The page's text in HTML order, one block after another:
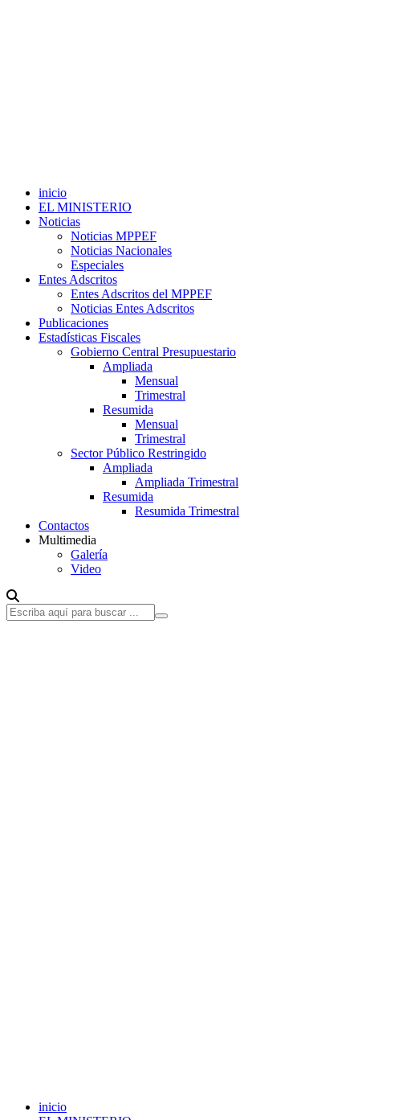
inicio
EL MINISTERIO
Noticias
Noticias MPPEF
Noticias Nacionales
Especiales
Entes Adscritos
Entes Adscritos del MPPEF
Noticias Entes Adscritos
Publicaciones
Estadísticas Fiscales
Gobierno Central Presupuestario
Ampliada
Mensual
Trimestral
Resumida
Mensual
Trimestral
Sector Público Restringido
Ampliada
Ampliada Trimestral
Resumida
Resumida Trimestral
Contactos
Multimedia
Galería
Video
inicio